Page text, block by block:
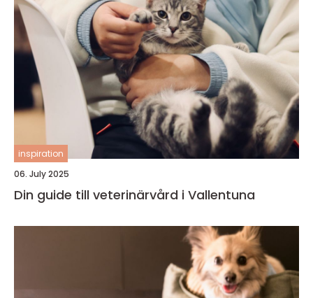
inspiration
06. July 2025
Din guide till veterinärvård i Vallentuna